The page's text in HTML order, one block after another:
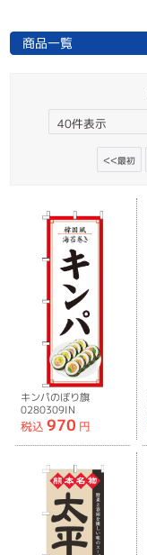
商品一覧
<<最初
キンパのぼり旗
0280309IN
税込 970 円